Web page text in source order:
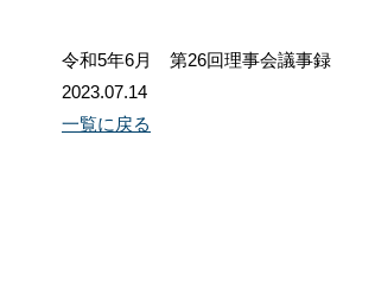
令和5年6月 第26回理事会議事録
2023.07.14
一覧に戻る